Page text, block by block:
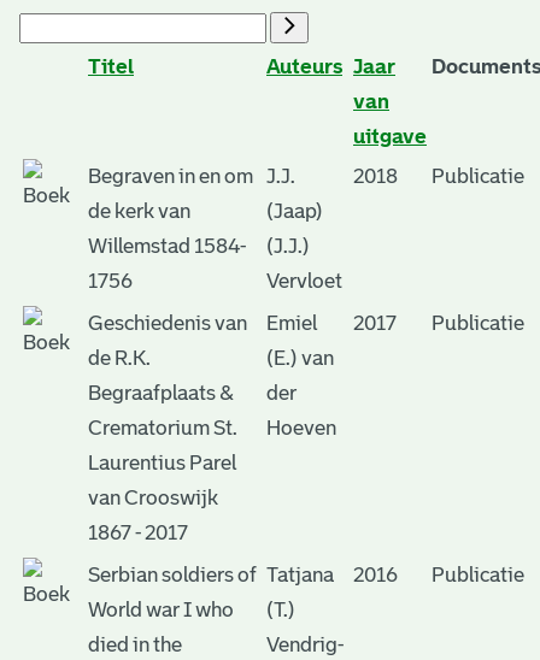
Titel Auteurs Jaar
van
uitgave
Begraven in en om
de kerk van
Willemstad 1584-
1756
J.J.
(Jaap)
(J.J.)
Vervloet
2018 Publicatie
Geschiedenis van
de R.K.
Begraafplaats &
Crematorium St.
Laurentius Parel
van Crooswijk
1867 - 2017
Emiel
(E.) van
der
Hoeven
2017 Publicatie
Serbian soldiers of
World war I who
died in the
Tatjana
(T.)
Vendrig-
2016 Publicatie